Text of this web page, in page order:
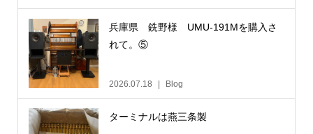
兵庫県 銑野様 UMU-191Mを購入さ
れて。⑤
2026.07.18 Blog
ターミナルは燕三条製